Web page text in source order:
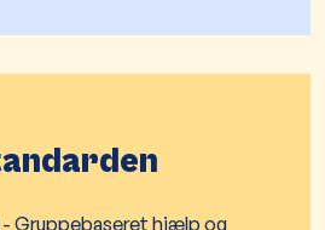
Gruppebaseret hjælp og